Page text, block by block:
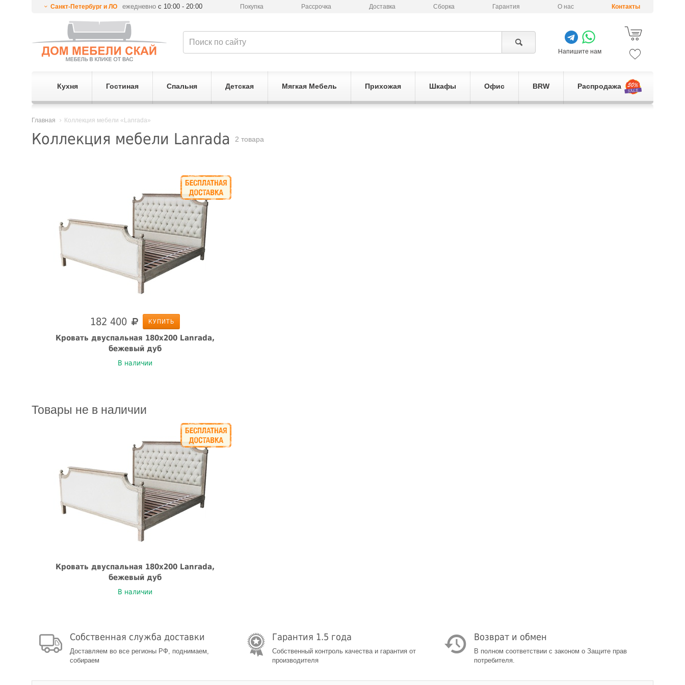
Санкт-Петербург и ЛО ежедневнос 10:00 - 20:00 Покупка Рассрочка Доставка Сборка Гарантия О нас Контакты
Напишите нам
Кухня Гостиная Спальня Детская Мягкая Мебель Прихожая Шкафы Офис BRW Распродажа
Главная Коллекция мебели «Lanrada»
Коллекция мебели Lanrada 2 товара
182 400 КУПИТЬ
Кровать двуспальная 180x200 Lanrada,
бежевый дуб
В наличии
Товары не в наличии
Кровать двуспальная 180x200 Lanrada,
бежевый дуб
В наличии
Собственная служба доставки
Доставляем во все регионы РФ, поднимаем,
собираем
Гарантия 1.5 года
Собственный контроль качества и гарантия от
производителя
Возврат и обмен
В полном соответствии с законом о Защите прав
потребителя.